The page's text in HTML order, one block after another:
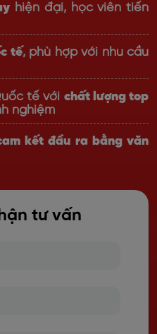
hiện đại, học viên tiến
tế, phù hợp với nhu cầu
tế với chất lượng top
nghiệm
kết đầu ra bằng văn
tư vấn